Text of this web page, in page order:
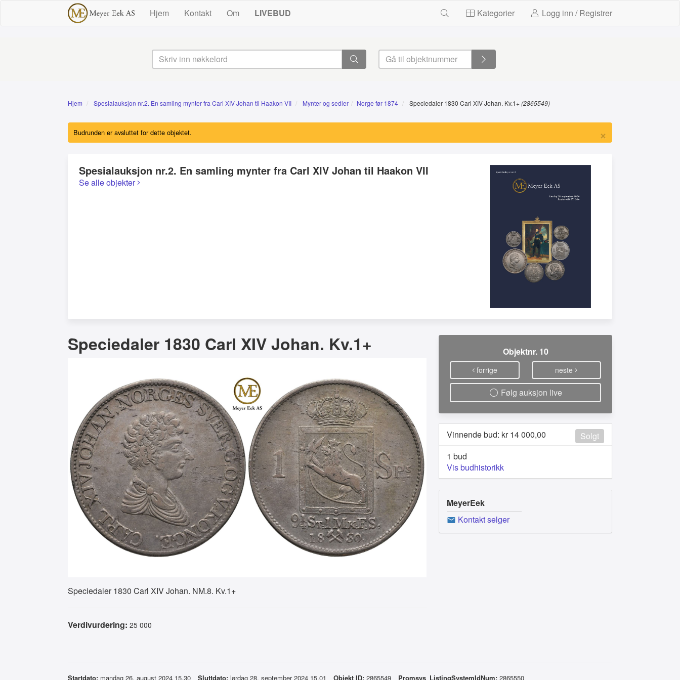
Hjem Kontakt Om LIVEBUD Kategorier Logg inn / Registrer
Hjem Spesialauksjon nr.2. En samling mynter fra Carl XIV Johan til Haakon VII Mynter og sedler Norge før 1874 Speciedaler 1830 Carl XIV Johan. Kv.1+(2865549)
×
Budrunden er avsluttet for dette objektet.
Spesialauksjon nr.2. En samling mynter fra Carl XIV Johan til Haakon VII
Se alle objekter
Speciedaler 1830 Carl XIV Johan. Kv.1+
Speciedaler 1830 Carl XIV Johan. NM.8. Kv.1+
Verdivurdering: 25 000
Objektnr. 10
forrige neste
Følg auksjon live
Solgt
Vinnende bud: kr14 000,00
1 bud
Vis budhistorikk
MeyerEek
Kontakt selger
Startdato: mandag 26. august 2024 15.30 Sluttdato: lørdag 28. september 2024 15.01 Objekt ID: 2865549 Promsys_ListingSystemIdNum: 2865550